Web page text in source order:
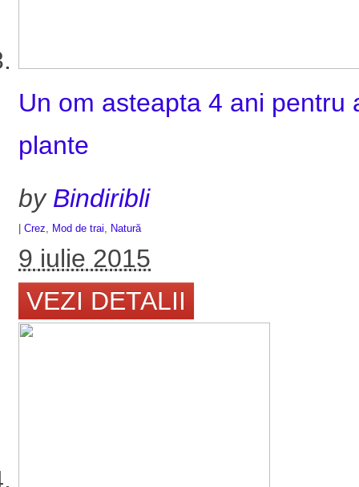
Un om asteapta 4 ani
plante
by Bindiribli
Crez Mod de trai Natură
9 iulie 2015
VEZI DETALII